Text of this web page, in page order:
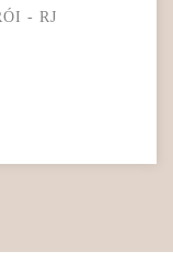
- RJ